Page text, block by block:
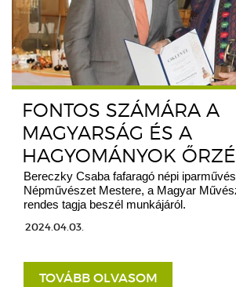
FONTOS SZÁMÁRA A
MAGYARSÁG ÉS A
HAGYOMÁNYOK
Bereczky Csaba fafaragó népi
Népművészet Mestere, a Magyar
rendes tagja beszél munkájáról.
2024.04.03.
TOVÁBB OLVASOM